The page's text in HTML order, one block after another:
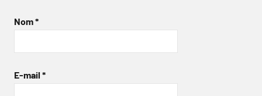
Nom*
E-mail *